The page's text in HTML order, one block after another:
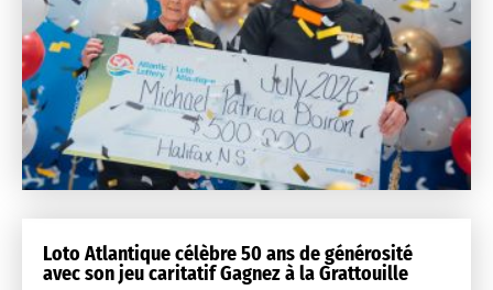
Loto Atlantique célèbre 50 ans de générosité
avec son jeu caritatif Gagnez à la Grattouille